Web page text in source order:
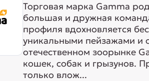
Торговая марка Gamma
большая и дружная
профиля вдохновляется
уникальными пейзажами и
отечественном зоорынке
кошек, собак и грызунов.
только влож...